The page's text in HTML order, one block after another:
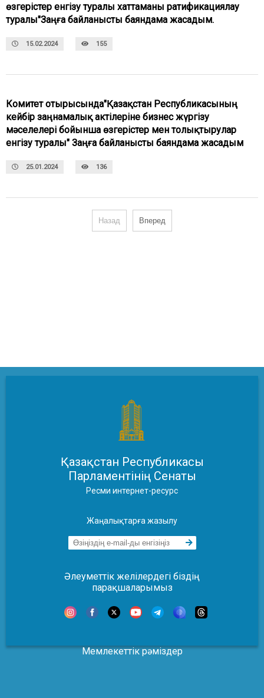
өзгерістер енгізу туралы хаттаманы ратификациялау
туралы"Заңға байланысты баяндама жасадым.
15.02.2024 155
Комитет отырысында"Қазақстан Республикасының
кейбір заңнамалық актілеріне бизнес жүргізу
мәселелері бойынша өзгерістер мен толықтырулар
енгізу туралы" Заңға байланысты баяндама жасадым
25.01.2024 136
Назад Вперед
Қазақстан Республикасы
Парламентінің Сенаты
Ресми интернет-ресурс
Жаңалықтарға жазылу
Әлеуметтік желілердегі біздің
парақшаларымыз
Мемлекеттік рәміздер